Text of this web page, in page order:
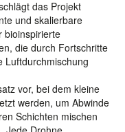
das Projekt
und skalierbare
bioinspirierte
die durch Fortschritte
Luftdurchmischung
vor, bei dem kleine
werden, um Abwinde
Schichten mischen